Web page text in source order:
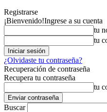
Registrarse
¡Bienvenido!Ingrese a su cuenta
tu
tu
¿Olvidaste tu contraseña?
Recuperación de contraseña
Recupera tu contraseña
tu
Buscar